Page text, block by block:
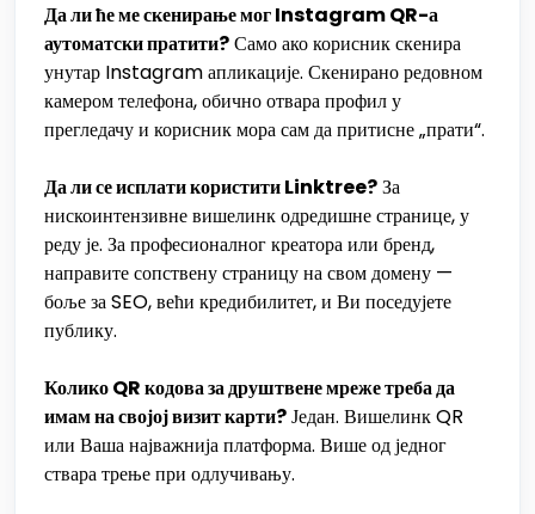
Да ли ће ме скенирање мог Instagram QR-а
аутоматски пратити?Само ако корисник скенира
унутар Instagram апликације. Скенирано редовном
камером телефона, обично отвара профил у
прегледачу и корисник мора сам да притисне „прати“.
Да ли се исплати користити Linktree?За
нискоинтензивне вишелинк одредишне странице, у
реду је. За професионалног креатора или бренд,
направите сопствену страницу на свом домену —
боље за SEO, већи кредибилитет, и Ви поседујете
публику.
Колико QR кодова за друштвене мреже треба да
имам на својој визит карти?Један. Вишелинк QR
или Ваша најважнија платформа. Више од једног
ствара трење при одлучивању.